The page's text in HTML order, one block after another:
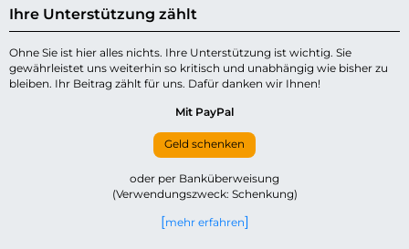
Ihre Unterstützung zählt
Ohne Sie ist hier alles nichts. Ihre Unterstützung ist wichtig. Sie
gewährleistet uns weiterhin so kritisch und unabhängig wie bisher zu
bleiben. Ihr Beitrag zählt für uns. Dafür danken wir Ihnen!
Mit PayPal
Geld schenken
oder per Banküberweisung
(Verwendungszweck: Schenkung)
mehr erfahren